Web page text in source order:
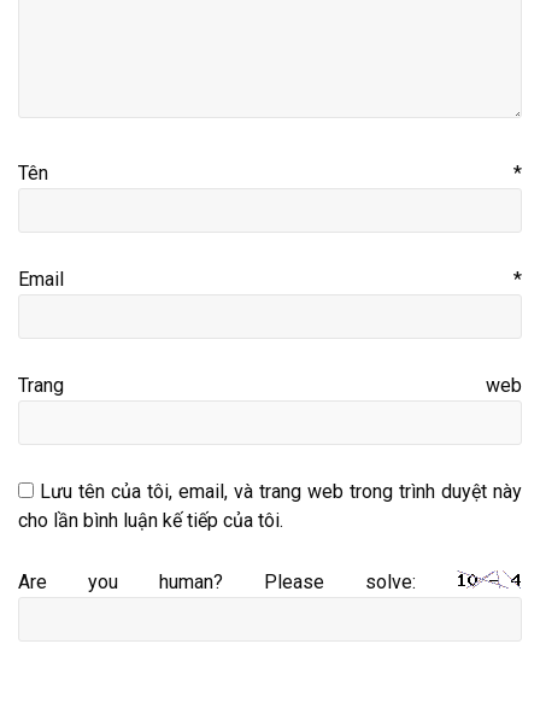
Tên *
Email *
Trang web
Lưu tên của tôi, email, và trang web trong trình duyệt này
cho lần bình luận kế tiếp của tôi.
Are you human? Please solve: